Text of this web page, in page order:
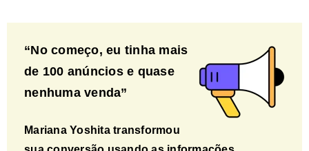
“No começo, eu tinha mais
de 100 anúncios e quase
nenhuma venda”
Mariana Yoshita transformou